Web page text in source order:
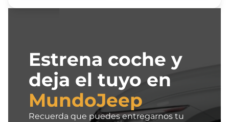
Estrena coche y
deja el tuyo en
MundoJeep
Recuerda que puedes entregarnos tu